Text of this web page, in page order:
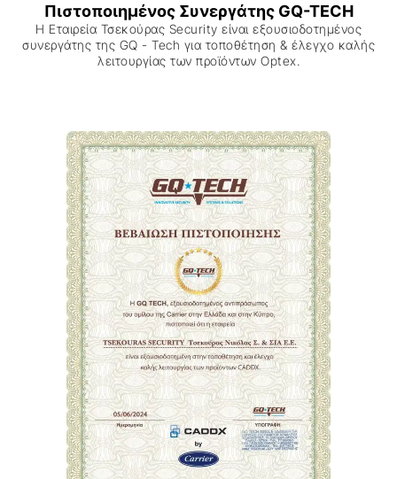
Πιστοποιημένος Συνεργάτης GQ-TECH
Η Εταιρεία Τσεκούρας Security είναι εξουσιοδοτημένος
συνεργάτης της GQ - Tech για τοποθέτηση & έλεγχο καλής
λειτουργίας των προϊόντων Optex.